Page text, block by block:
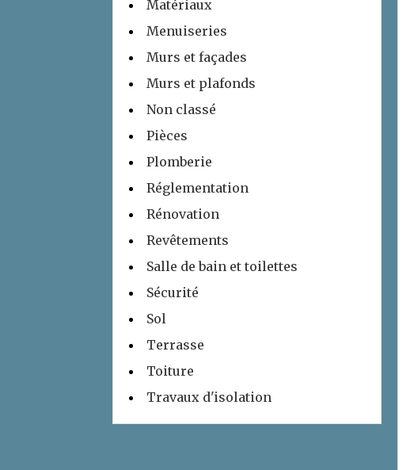
Matériaux
Menuiseries
Murs et façades
Murs et plafonds
Non classé
Pièces
Plomberie
Réglementation
Rénovation
Revêtements
Salle de bain et toilettes
Sécurité
Sol
Terrasse
Toiture
Travaux d'isolation